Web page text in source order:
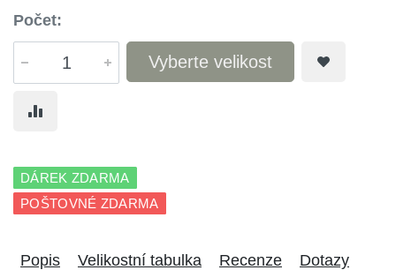
Počet:
Vyberte velikost
DÁREK ZDARMA
POŠTOVNÉ ZDARMA
Popis Velikostní tabulka Recenze Dotazy